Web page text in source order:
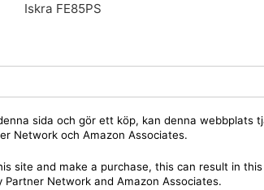
Iskra FE85PS
sida och gör ett köp, kan denna webbplats
Network och Amazon Associates.
site and make a purchase, this can result in
Network and Amazon Associates.